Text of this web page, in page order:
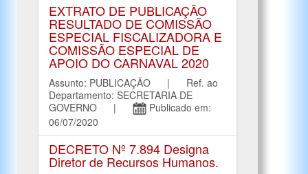
EXTRATO DE PUBLICAÇÃO
RESULTADO DE COMISSÃO
ESPECIAL FISCALIZADORA E
COMISSÃO ESPECIAL DE
APOIO DO CARNAVAL 2020
Assunto: PUBLICAÇÃO | Ref. ao
Departamento: SECRETARIA DE
GOVERNO |
Publicado em:
06/07/2020
DECRETO Nº 7.894 Designa
Diretor de Recursos Humanos.